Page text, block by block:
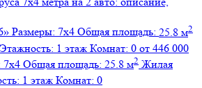
Размеры: 7х4 Общая площадь: 25.8 м2
Этажность: 1 этаж Комнат: 0 от 446 000
7х4 Общая площадь: 25.8 м2 Жилая
1 этаж Комнат: 0